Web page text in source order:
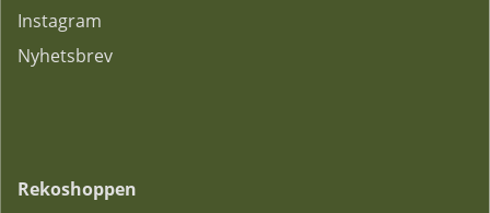
Instagram
Nyhetsbrev
Rekoshoppen